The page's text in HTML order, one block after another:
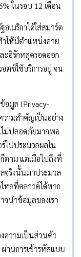
ในรอบ 12 เดือน
เมริกาได้ใส่สมาร์ต
ให้มีตำแหน่งค่าย
ะอิรักหลุดรอดออก
ตช์ใช้บริการอยู่ จน
อมูล (Privacy-
วามสำคัญเป็นอย่าง
ไม่ปลอดภัยมากพอ
ร์ไปประมวลผลใน
ตาม แต่เมื่อไปถึงที่
จริงนั้นมาประมวล
หลที่คลาวด์ได้หาก
จนำข้อมูลของเรา
ความเป็นส่วนตัว
านการเข้ารหัสแบบ